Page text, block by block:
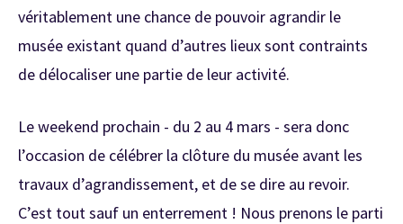
véritablement une chance de pouvoir agrandir le
musée existant quand d’autres lieux sont contraints
de délocaliser une partie de leur activité.
Le weekend prochain - du 2 au 4 mars - sera donc
l’occasion de célébrer la clôture du musée avant les
travaux d’agrandissement, et de se dire au revoir.
C’est tout sauf un enterrement ! Nous prenons le parti